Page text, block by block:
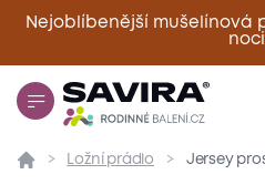
Nejoblíbenější mušelínová
Přehled Parametry
Ložní prádlo Jersey